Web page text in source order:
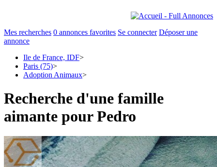
Mes recherches 0 annonces favorites Se connecter Déposer une
annonce
Ile de France, IDF>
Paris (75)>
Adoption Animaux>
Recherche d'une famille
aimante pour Pedro